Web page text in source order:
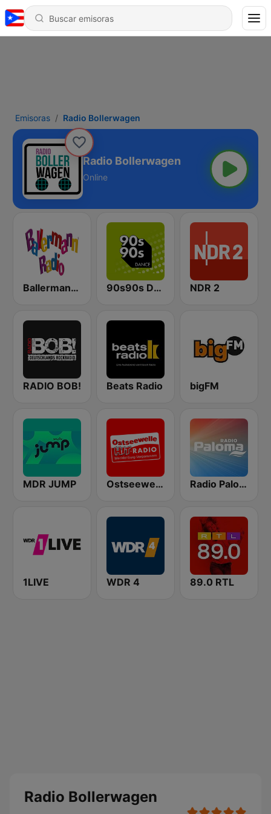
Emisoras Radio Bollerwagen
Radio Bollerwagen
Online
Ballermann Radio 90s90s Dance NDR 2
RADIO BOB! Beats Radio bigFM
MDR JUMP Ostseewelle Hit-Radio 105.6 Radio Paloma
1LIVE WDR 4 89.0 RTL
Radio Bollerwagen